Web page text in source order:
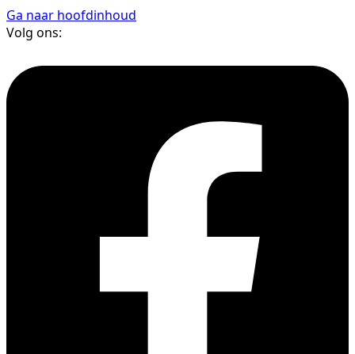
Ga naar hoofdinhoud
Volg ons: